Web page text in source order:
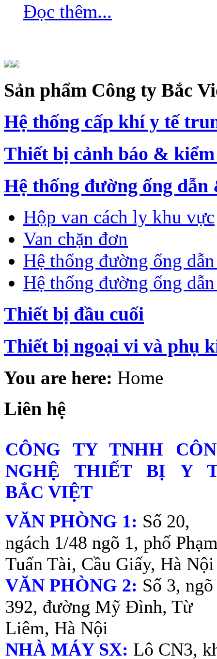
Đọc thêm...
Sản phẩm Công ty Bắc
Hệ thống cấp khí y tế
Thiết bị cảnh báo &
Hệ thống đường ống
Hộp van cách ly khu vực
Van chặn đơn
Hệ thống đường ống
Hệ thống đường ống
Thiết bị đầu cuối
Thiết bị ngoại vi và phụ
You are here: Home
Liên hệ
CÔNG TY TNHH
NGHỆ THIẾT BỊ Y
BẮC VIỆT
VĂN PHÒNG 1: Số 20,
ngách 1/48 ngõ 1, phố
Tuấn Tài, Cầu Giấy, Hà Nội
VĂN PHÒNG 2: Số 3, ngõ
392, đường Mỹ Đình, Từ
Liêm, Hà Nội
NHÀ MÁY SX: Lô CN3,